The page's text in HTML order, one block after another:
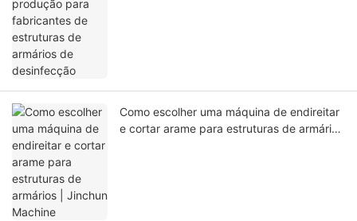
Como escolher uma máquina de endireitar
e cortar arame para estruturas de armários